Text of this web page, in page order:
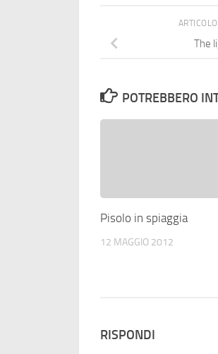
The
POTREBBERO
Pisolo in spiaggia
12 MAGGIO 2012
RISPONDI